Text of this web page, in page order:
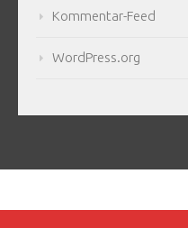
Kommentar-Feed
WordPress.org